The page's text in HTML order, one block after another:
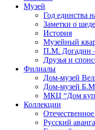
Музей
Год единства
Заметки о
История
Музейный
П.М. Догадин –
Друзья и
Филиалы
Дом-музей
Дом-музей
МКЦ “Дом
Коллекции
Русский